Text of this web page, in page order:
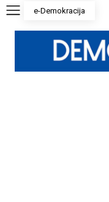
e-Demokracija